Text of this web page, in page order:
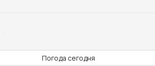
Погода сегодня